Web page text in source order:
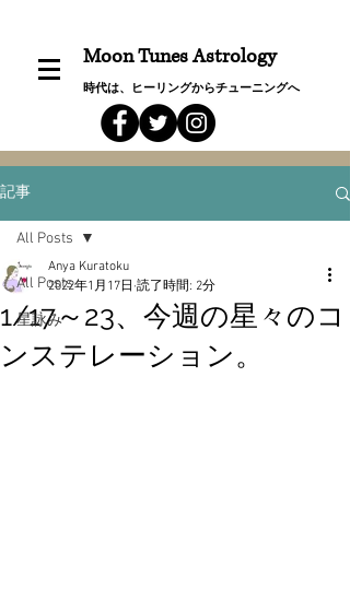
Moon Tunes Astrology
時代は、ヒーリングからチューニングへ
記事
All Posts
星詠み
All Posts
1/17～23、今週の星々のコ
ンステレーション。
Anya Kuratoku
2022年1月17日 読了時間: 2分